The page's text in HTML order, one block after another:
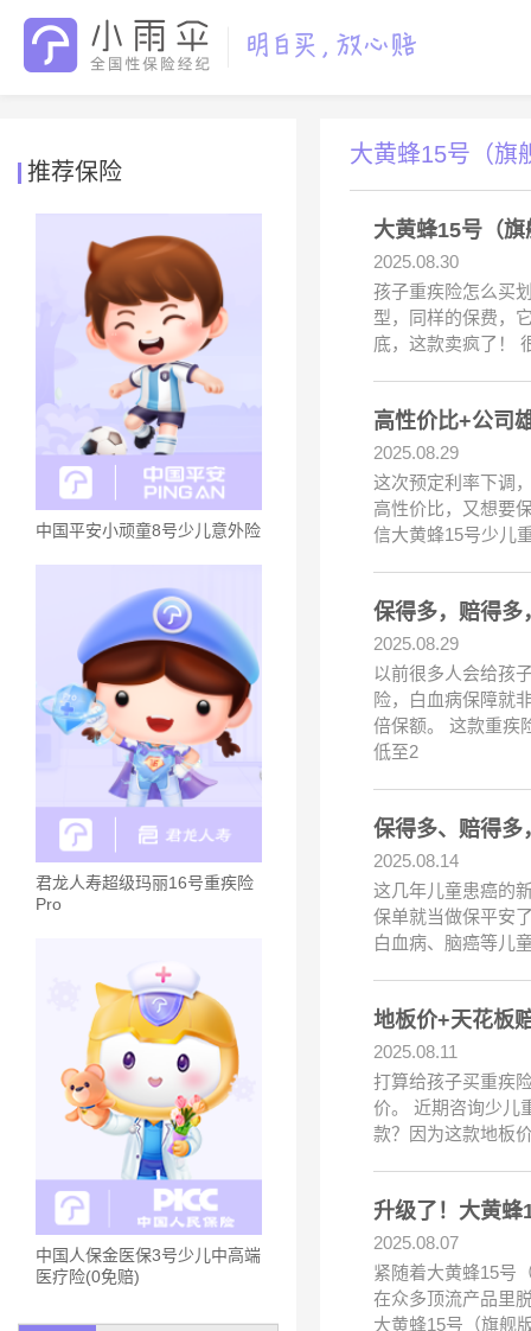
推荐保险
中国平安小顽童8号少儿意外险
君龙人寿超级玛丽16号重疾险
Pro
中国人保金医保3号少儿中高端
医疗险(0免赔)
大黄蜂15号（旗
大黄蜂15号（
2025.08.30
孩子重疾险怎么买
型，同样的保费，
底，这款卖疯了！
高性价比+公司
2025.08.29
这次预定利率下调
高性价比，又想要
信大黄蜂15号少儿
保得多，赔得多
2025.08.29
以前很多人会给孩
险，白血病保障就
倍保额。 这款重疾
低至2
保得多、赔得多
2025.08.14
这几年儿童患癌的
保单就当做保平安
白血病、脑癌等儿
地板价+天花板
2025.08.11
打算给孩子买重疾
价。 近期咨询少儿
款？因为这款地板
升级了！大黄蜂
2025.08.07
紧随着大黄蜂15号
在众多顶流产品里
大黄蜂15号（旗舰